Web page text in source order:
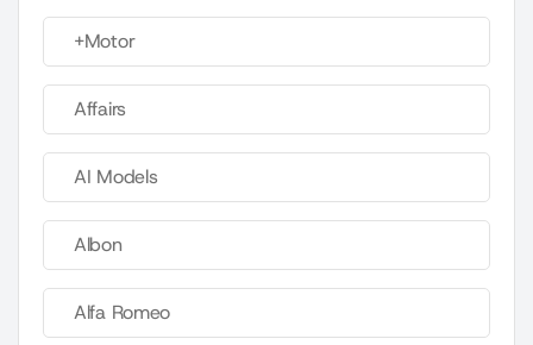
+Motor
Affairs
AI Models
Albon
Alfa Romeo